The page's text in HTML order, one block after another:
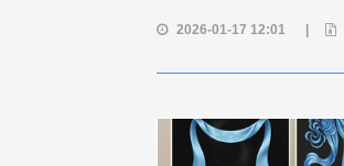
2026-01-17 12:01